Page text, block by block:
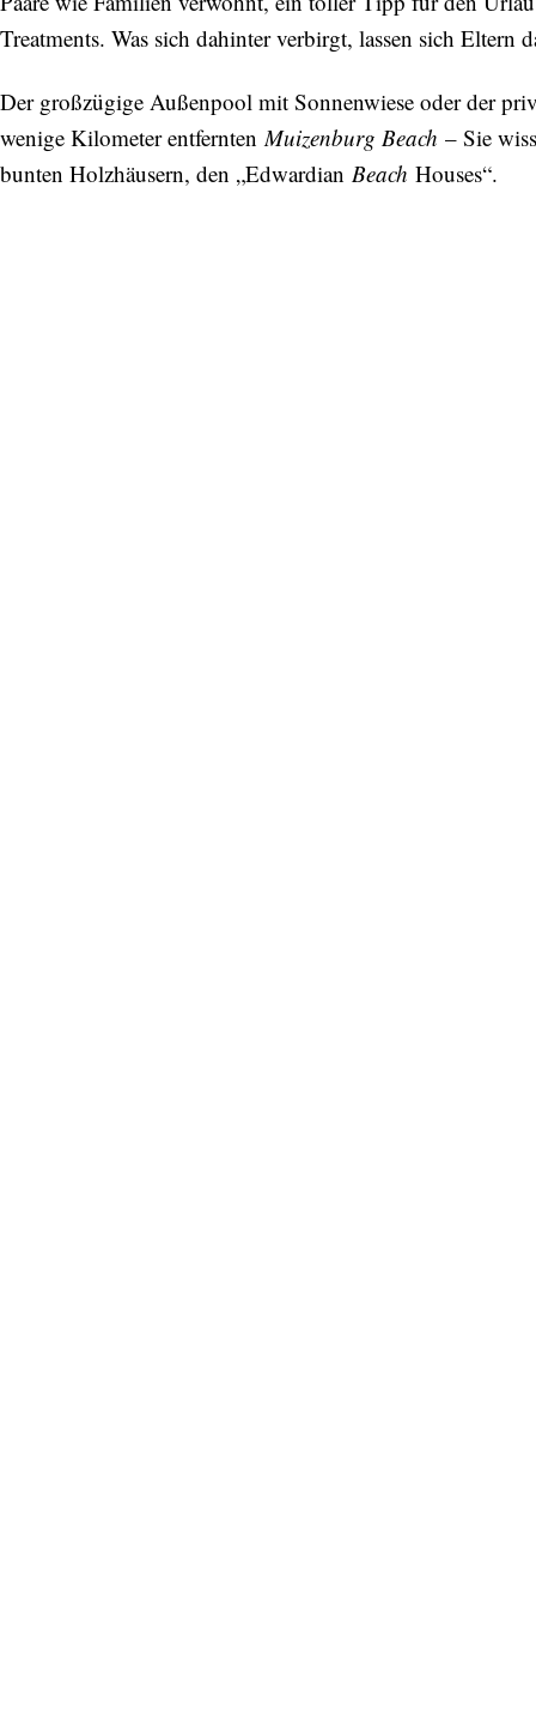
Treatments. Was sich dahinter verbirgt, lassen sich Eltern
Der großzügige Außenpool mit Sonnenwiese oder der
wenige Kilometer entfernten Muizenburg Beach – Sie
bunten Holzhäusern, den „Edwardian Beach Houses“.